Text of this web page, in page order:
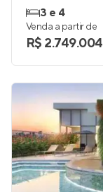
3 e 4
Venda a partir de
R$ 2.749.004